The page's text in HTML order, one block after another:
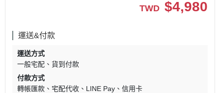
TWD $4,980
運送&付款
運送方式
一般宅配
貨到付款
付款方式
轉帳匯款
宅配代收 LINE Pay 信用卡